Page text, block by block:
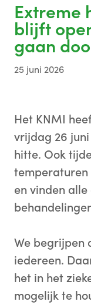
Extreme
blijft
gaan
25 juni 2026
Het KNMI
vrijdag 26
hitte. Ook
temperaturen
en vinden
We begrijpen
iedereen.
het in het
mogelijk te